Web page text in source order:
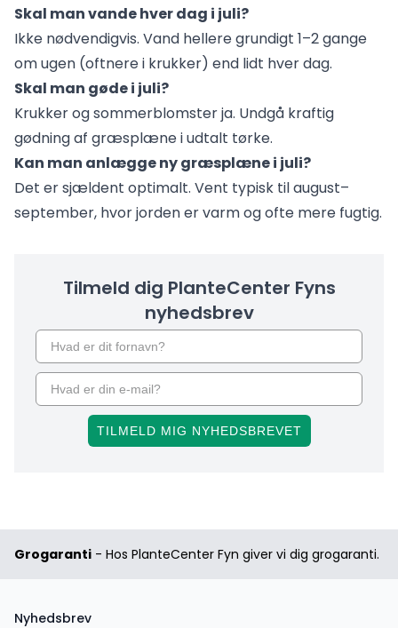
Skal man vande hver dag i juli?
Ikke nødvendigvis. Vand hellere grundigt 1–2 gange
om ugen (oftnere i krukker) end lidt hver dag.
Skal man gøde i juli?
Krukker og sommerblomster ja. Undgå kraftig
gødning af græsplæne i udtalt tørke.
Kan man anlægge ny græsplæne i juli?
Det er sjældent optimalt. Vent typisk til august–
september, hvor jorden er varm og ofte mere fugtig.
Tilmeld dig PlanteCenter Fyns
nyhedsbrev
TILMELD MIG NYHEDSBREVET
Grogaranti - Hos PlanteCenter Fyn giver vi dig grogaranti.
Nyhedsbrev